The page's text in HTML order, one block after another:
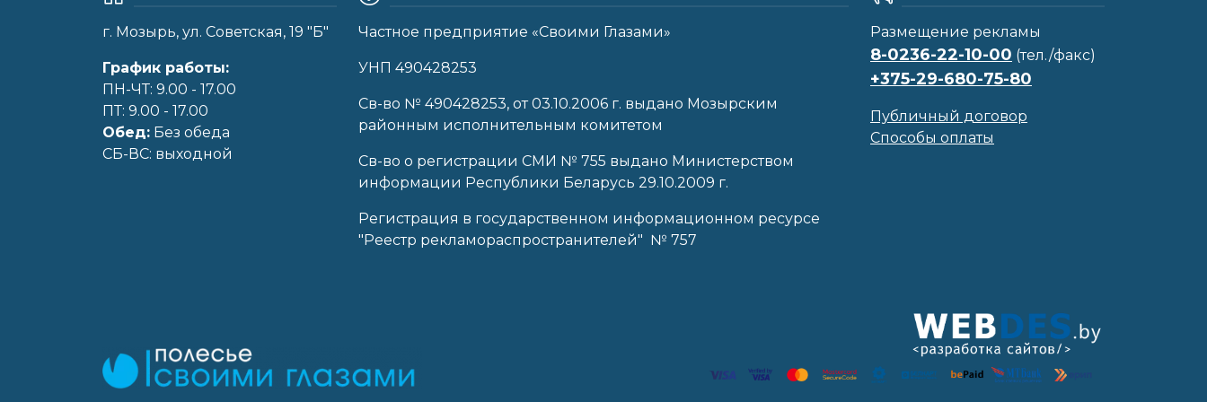
г. Мозырь, ул. Советская, 19 "Б"
График работы:
ПН-ЧТ: 9.00 - 17.00
ПТ: 9.00 - 17.00
Обед: Без обеда
CБ-ВС: выходной
Частное предприятие «Своими Глазами»
УНП 490428253
Cв-во № 490428253, от 03.10.2006 г. выдано Мозырским
районным исполнительным комитетом
Св-во о регистрации СМИ № 755 выдано Министерством
информации Республики Беларусь 29.10.2009 г.
Регистрация в государственном информационном ресурсе
"Реестр рекламораспространителей" № 757
Размещение рекламы
8-0236-22-10-00 (тел./факс)
+375-29-680-75-80
Публичный договор
Способы оплаты